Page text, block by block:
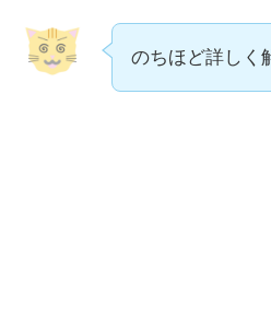
のちほど詳しく